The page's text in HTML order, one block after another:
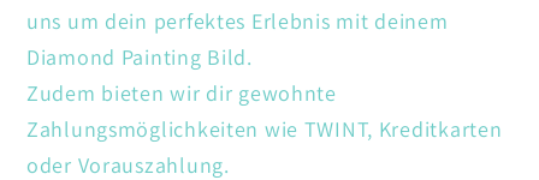
uns um dein perfektes Erlebnis mit deinem
Diamond Painting Bild.
Zudem bieten wir dir gewohnte
Zahlungsmöglichkeiten wie TWINT, Kreditkarten
oder Vorauszahlung.